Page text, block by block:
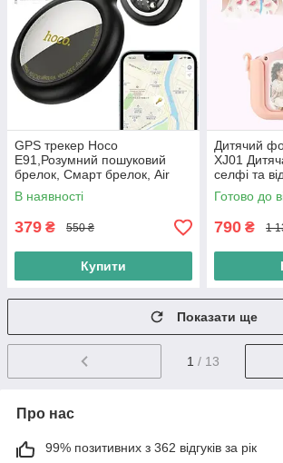
GPS трекер Hoco
E91,Розумний пошуковий
брелок, Смарт брелок, Air
Tag, локатор, Білий
В наявності
379 ₴ 550 ₴
Купити
Дитячий
XJ01
селфі та
Готово до
790 ₴ 1
Показати ще
1 / 13
Про нас
99% позитивних з 362 відгуків за рік